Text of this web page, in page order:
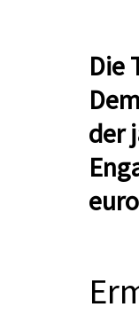
Die
der